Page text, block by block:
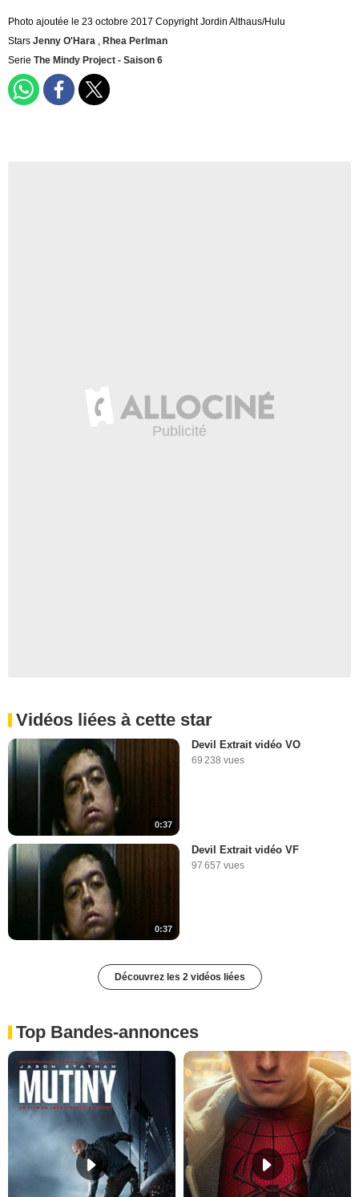
Photo ajoutée le 23 octobre 2017 Copyright Jordin Althaus/Hulu
Stars Jenny O'Hara , Rhea Perlman
Serie The Mindy Project - Saison 6
Vidéos liées à cette star
0:37
Devil Extrait vidéo VO
69 238 vues
0:37
Devil Extrait vidéo VF
97 657 vues
Découvrez les 2 vidéos liées
Top Bandes-annonces